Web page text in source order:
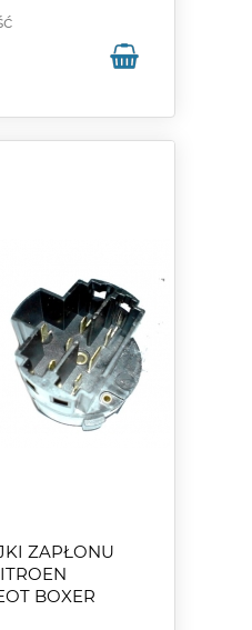
ZAPŁONU
BOXER